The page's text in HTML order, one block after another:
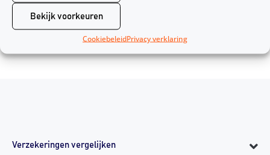
Bekijk voorkeuren
CookiebeleidPrivacy verklaring
e. Controleer dus altijd goed of hiervan sprake is bij d
e rechtshulp die je nodig hebt zodat je niet voor verra
ssingen komt te staan.
Verzekeringen vergelijken